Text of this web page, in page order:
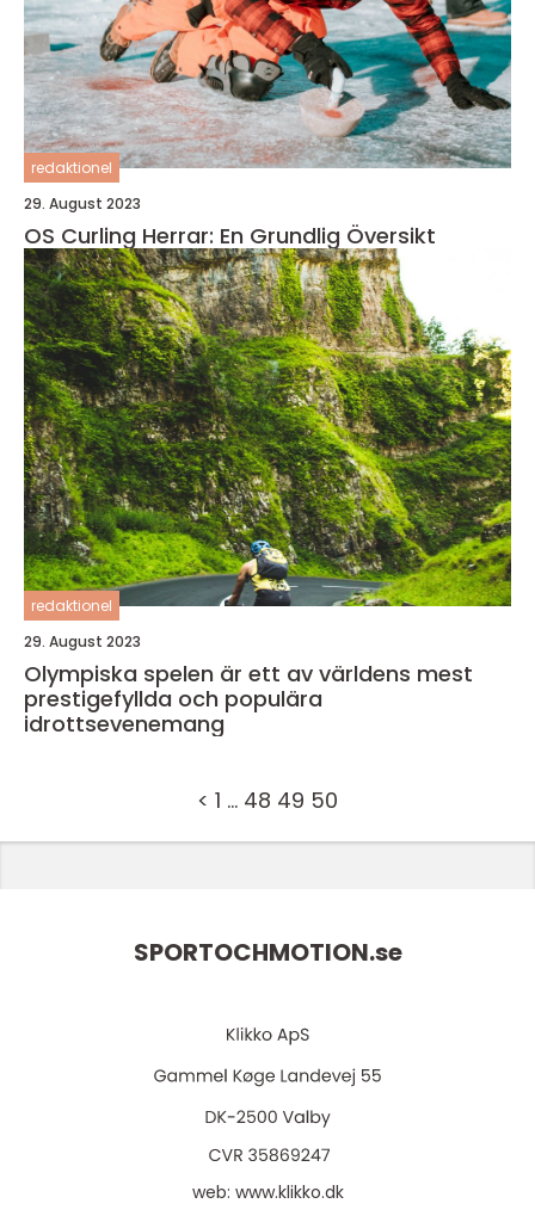
redaktionel
29. August 2023
OS Curling Herrar: En Grundlig Översikt
redaktionel
29. August 2023
Olympiska spelen är ett av världens mest
prestigefyllda och populära
idrottsevenemang
< 1 … 48 49 50
SPORTOCHMOTION.se
web: www.klikko.dk